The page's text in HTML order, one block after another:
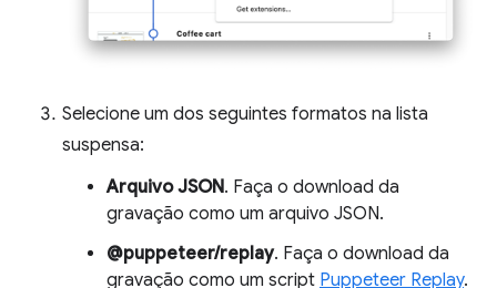
Selecione um dos seguintes formatos na lista
suspensa:
Arquivo JSON. Faça o download da
gravação como um arquivo JSON.
@puppeteer/replay. Faça o download da
gravação como um script Puppeteer Replay.